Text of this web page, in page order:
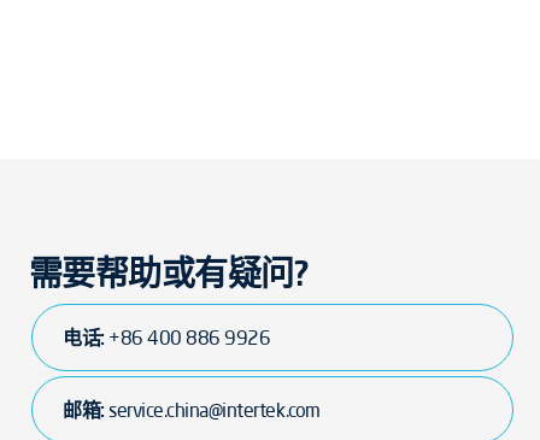
需要帮助或有疑问?
电话: +86 400 886 9926
邮箱:service.china@intertek.com